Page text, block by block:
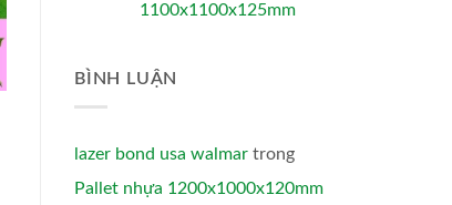
1100x1100x125mm
BÌNH LUẬN
lazer bond usa walmar trong
Pallet nhựa 1200x1000x120mm